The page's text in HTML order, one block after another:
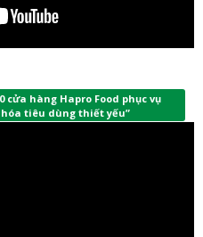
cửa hàng Hapro Food phục vụ
tiêu dùng thiết yếu”